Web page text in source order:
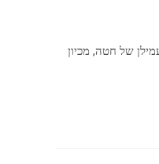
של חטה, מכיון